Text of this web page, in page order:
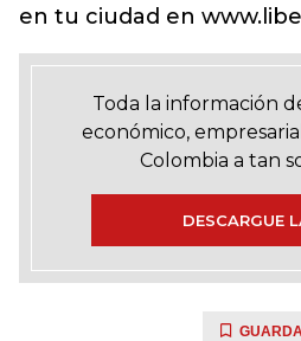
en tu ciudad en
Toda la información
económico,
Colombia a tan
DESCARGUE